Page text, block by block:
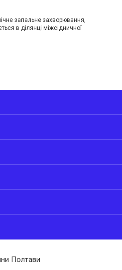
запальне захворювання,
в ділянці міжсідничної
Полтави